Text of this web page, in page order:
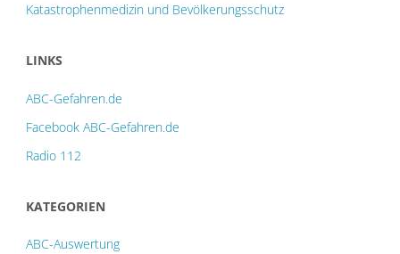
Katastrophenmedizin und Bevölkerungsschutz
LINKS
ABC-Gefahren.de
Facebook ABC-Gefahren.de
Radio 112
KATEGORIEN
ABC-Auswertung